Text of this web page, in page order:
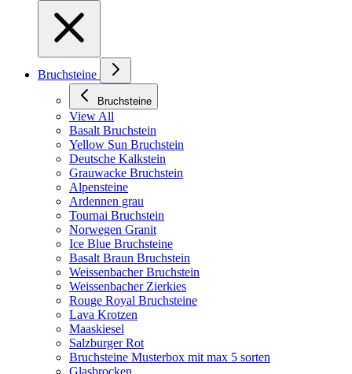
Bruchsteine
Bruchsteine
View All
Basalt Bruchstein
Yellow Sun Bruchstein
Deutsche Kalkstein
Grauwacke Bruchstein
Alpensteine
Ardennen grau
Tournai Bruchstein
Norwegen Granit
Ice Blue Bruchsteine
Basalt Braun Bruchstein
Weissenbacher Bruchstein
Weissenbacher Zierkies
Rouge Royal Bruchsteine
Lava Krotzen
Maaskiesel
Salzburger Rot
Bruchsteine Musterbox mit max 5 sorten
Glasbrocken